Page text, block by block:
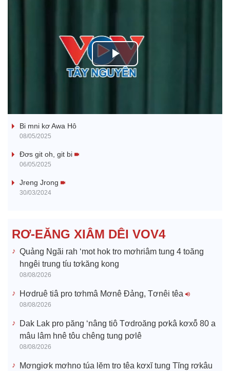
P
a
e
o
Bi mni kơ Awa Hô
08/05/2025
Đơs git oh, git bi
06/05/2025
Jreng Jrong
30/03/2024
RƠ-EĂNG XIÂM DÊI VOV4
Quảng Ngãi rah ‘mot hok tro mơhriâm tung 4 toăng
hngêi trung tíu tơkăng kong
08/08/2026
Hơdruê tiâ pro tơhmâ Mơnê Đảng, Tơnêi têa
08/08/2026
Dak Lak pro păng ‘nâng tiô Tơdroăng pơkâ kơxô̆ 80 a
mâu lâm hnê tôu chêng tung pơlê
08/08/2026
Mơngiơk mơhno túa lĕm tro têa kơxĭ tung Tĭng rơkâu